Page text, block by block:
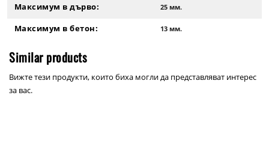
Максимум в дърво: 25 мм.
Максимум в бетон: 13 мм.
Similar products
Вижте тези продукти, които биха могли да представляват интерес
за вас.